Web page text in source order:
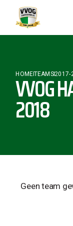
HOMETEAMS2017-
VVOG
2018
Geen team